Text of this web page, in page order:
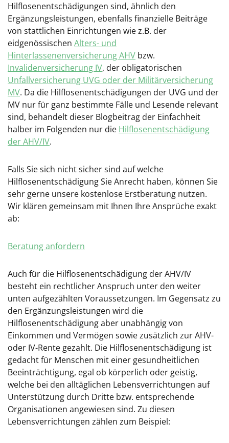
Hilflosenentschädigungen sind, ähnlich den
Ergänzungsleistungen, ebenfalls finanzielle Beiträge
von stattlichen Einrichtungen wie z.B. der
eidgenössischen Alters- und
Hinterlassenenversicherung AHV bzw.
Invalidenversicherung IV, der obligatorischen
Unfallversicherung UVG oder der Militärversicherung
MV. Da die Hilflosenentschädigungen der UVG und der
MV nur für ganz bestimmte Fälle und Lesende relevant
sind, behandelt dieser Blogbeitrag der Einfachheit
halber im Folgenden nur die Hilflosenentschädigung
der AHV/IV.
Falls Sie sich nicht sicher sind auf welche
Hilflosenentschädigung Sie Anrecht haben, können Sie
sehr gerne unsere kostenlose Erstberatung nutzen.
Wir klären gemeinsam mit Ihnen Ihre Ansprüche exakt
ab:
Beratung anfordern
Auch für die Hilflosenentschädigung der AHV/IV
besteht ein rechtlicher Anspruch unter den weiter
unten aufgezählten Voraussetzungen. Im Gegensatz zu
den Ergänzungsleistungen wird die
Hilflosenentschädigung aber unabhängig von
Einkommen und Vermögen sowie zusätzlich zur AHV-
oder IV-Rente gezahlt. Die Hilflosenentschädigung ist
gedacht für Menschen mit einer gesundheitlichen
Beeinträchtigung, egal ob körperlich oder geistig,
welche bei den alltäglichen Lebensverrichtungen auf
Unterstützung durch Dritte bzw. entsprechende
Organisationen angewiesen sind. Zu diesen
Lebensverrichtungen zählen zum Beispiel: